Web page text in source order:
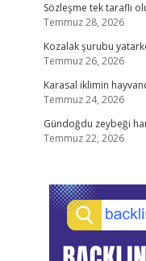
Sözleşme tek taraflı
Temmuz 28, 2026
Kozalak şurubu
Temmuz 26, 2026
Karasal iklimin
Temmuz 24, 2026
Gündoğdu zeybeği
Temmuz 22, 2026